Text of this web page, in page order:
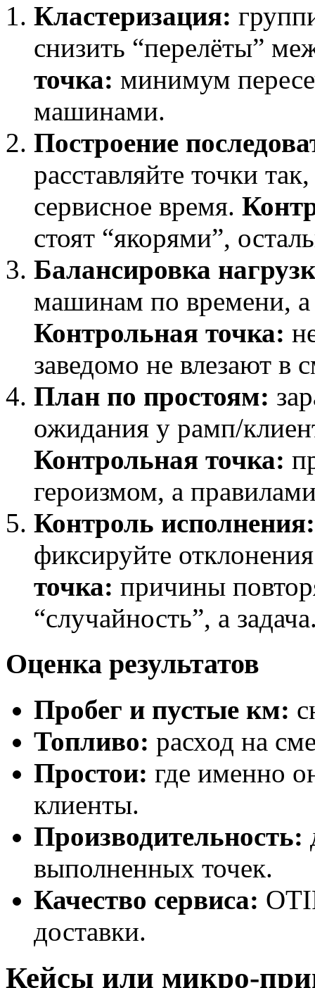
Кластеризация:
снизить “перелёты”
точка: минимум
машинами.
Построение
расставляйте точки
сервисное время.
стоят “якорями”,
Балансировка
машинам по времени, а
Контрольная точка:
заведомо не влезают в
План по простоям:
ожидания у рамп/
Контрольная точка:
героизмом, а
Контроль исполнения:
фиксируйте
точка: причины
“случайность”, а
Оценка результатов
Пробег и пустые км:
Топливо: расход на
Простои: где именно
клиенты.
Производительность:
выполненных точек.
Качество сервиса:
доставки.
Кейсы или микро-